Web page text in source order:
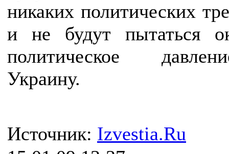
никаких политических
и не будут пытаться
политическое
Украину.
Источник: Izvestia.Ru